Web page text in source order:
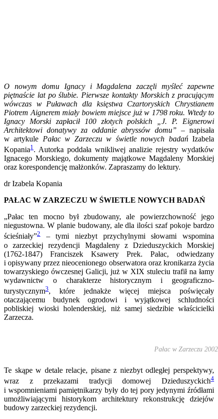
O nowym domu Ignacy i Magdalena zaczęli myśleć zapewne
piętnaście lat po ślubie. Pierwsze kontakty Morskich z pracującym
wówczas w Puławach dla księstwa Czartoryskich Chrystianem
Piotrem Aignerem miały bowiem miejsce już w 1798 roku. Wtedy to
Ignacy Morski zapłacił 100 złotych polskich „J. P. Eignerowi
Architektowi donatywy za oddanie abryssów domu” – napisała
w artykule Pałac w Zarzeczu w świetle nowych badańIzabela
Kopania1. Autorka poddała wnikliwej analizie rejestry wydatków
Ignacego Morskiego, dokumenty majątkowe Magdaleny Morskiej
oraz korespondencję małżonków. Zapraszamy do lektury.
dr Izabela Kopania
PAŁAC W ZARZECZU W ŚWIETLE NOWYCH BADAŃ
„Pałac ten mocno był zbudowany, ale powierzchowność jego
niegustowna. W planie budowany, ale dla ilości szaf pokoje bardzo
ścieśniały”2
– tymi niezbyt przychylnymi słowami wspomina
o zarzeckiej rezydencji Magdaleny z Dzieduszyckich Morskiej
(1762-1847) Franciszek Ksawery Prek. Pałac, odwiedzany
i opisywany przez nieocenionego obserwatora oraz kronikarza życia
towarzyskiego ówczesnej Galicji, już w XIX stuleciu trafił na łamy
wydawnictw o charakterze historycznym i geograficzno-
turystycznym3, które jednakże więcej miejsca poświęcały
otaczającemu budynek ogrodowi i wyjątkowej schludności
pobliskiej wioski holenderskiej, niż samej siedzibie właścicielki
Zarzecza.
Pałac w Zarzeczu
Te skąpe w detale relacje, pisane z niezbyt odległej perspektywy,
wraz z przekazami tradycji domowej Dzieduszyckich4
i wspomnieniami pamiętnikarzy były do tej pory jedynymi źródłami
umożliwiającymi historykom architektury rekonstrukcję dziejów
budowy zarzeckiej rezydencji.